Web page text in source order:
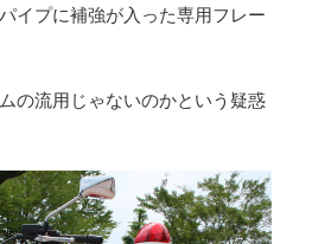
イプに補強が入った専用フレー
の流用じゃないのかという疑惑